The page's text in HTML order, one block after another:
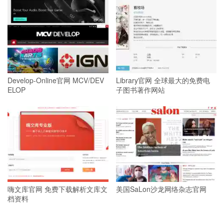
Develop-Online官网 MCV/DEV
ELOP
Library官网 全球最大的免费电
子图书著作网站
嗨文库官网 免费下载解析文库文
档资料
美国SaLon沙龙网络杂志官网